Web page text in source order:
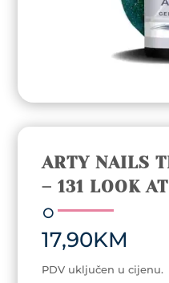
ARTY NAILS
– 131 LOOK
17,90KM
PDV uključen u cijenu.